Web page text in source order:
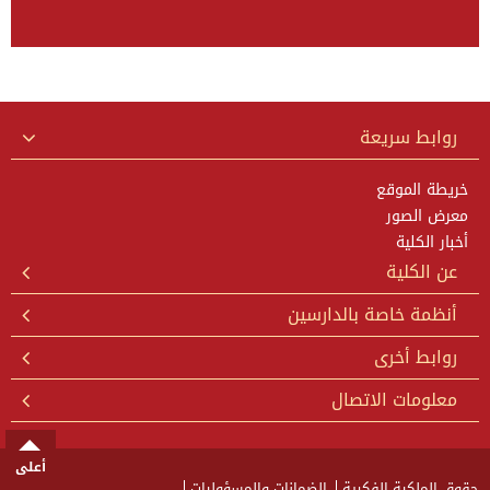
روابط سريعة
خريطة الموقع
معرض الصور
أخبار الكلية
عن الكلية
أنظمة خاصة بالدارسين
روابط أخرى
معلومات الاتصال
أعلى